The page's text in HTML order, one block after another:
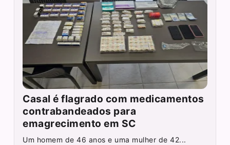
Casal é flagrado com medicamentos
contrabandeados para
emagrecimento em SC
Um homem de 46 anos e uma mulher de 42...